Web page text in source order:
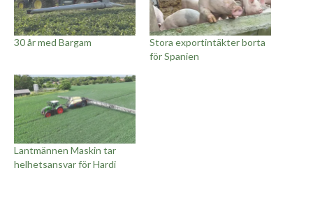
30 år med Bargam
Stora exportintäkter borta
för Spanien
Lantmännen Maskin tar
helhetsansvar för Hardi